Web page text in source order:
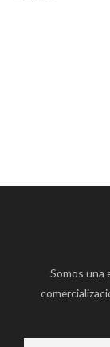
Somos una